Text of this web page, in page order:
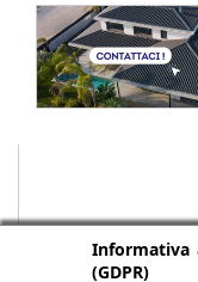
Informativa
(GDPR)